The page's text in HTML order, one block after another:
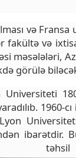
və
fakültə və
məsələləri,
görülə
1960-
Lyon
ibarətdir.